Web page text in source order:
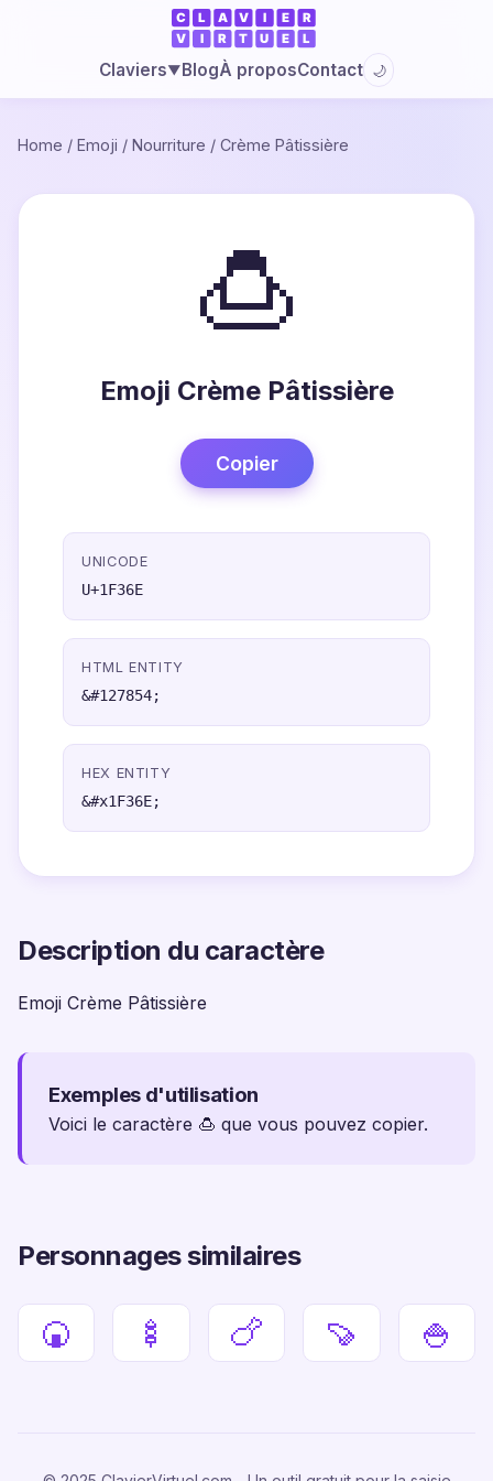
Claviers▼BlogÀ proposContact 🌙
Home / Emoji / Nourriture / Crème Pâtissière
🍮
Emoji Crème Pâtissière
Copier
UNICODE
U+1F36E
HTML ENTITY
&#127854;
HEX ENTITY
&#x1F36E;
Description du caractère
Emoji Crème Pâtissière
Exemples d'utilisation
Voici le caractère 🍮 que vous pouvez copier.
Personnages similaires
🍘 🍢 🍗 🍠 🍚